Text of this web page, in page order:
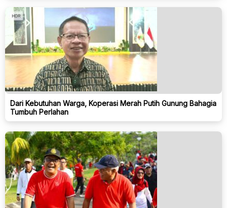
Dari Kebutuhan Warga, Koperasi Merah Putih Gunung Bahagia
Tumbuh Perlahan